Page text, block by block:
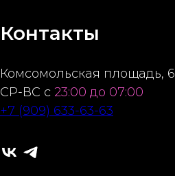
Контакты
Комсомольская площадь, 6
СР-ВС с 23:00 до 07:00
+7 (909) 633-63-63